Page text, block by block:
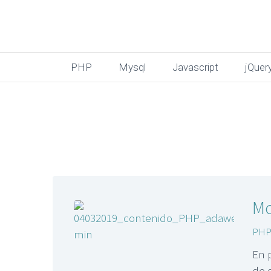
PHP Mysql Javascript
PHP
En